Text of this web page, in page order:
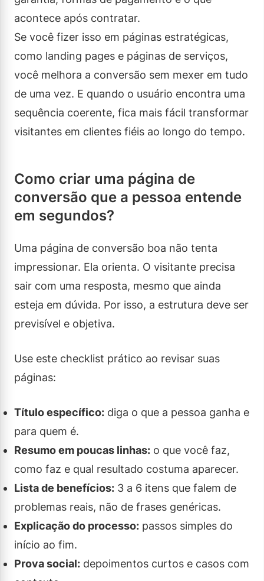
acontece após contratar.
Se você fizer isso em páginas estratégicas,
como landing pages e páginas de serviços,
você melhora a conversão sem mexer em tudo
de uma vez. E quando o usuário encontra uma
sequência coerente, fica mais fácil transformar
visitantes em clientes fiéis ao longo do tempo.
Como criar uma página de
conversão que a pessoa entende
em segundos?
Uma página de conversão boa não tenta
impressionar. Ela orienta. O visitante precisa
sair com uma resposta, mesmo que ainda
esteja em dúvida. Por isso, a estrutura deve ser
previsível e objetiva.
Use este checklist prático ao revisar suas
páginas:
Título específico: diga o que a pessoa ganha e
para quem é.
Resumo em poucas linhas: o que você faz,
como faz e qual resultado costuma aparecer.
Lista de benefícios: 3 a 6 itens que falem de
problemas reais, não de frases genéricas.
Explicação do processo: passos simples do
início ao fim.
Prova social: depoimentos curtos e casos com